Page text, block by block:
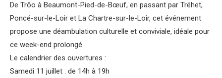
De Trôo à Beaumont-Pied-de-Bœuf, en passant par Tréhet,
Poncé-sur-le-Loir et La Chartre-sur-le-Loir, cet événement
propose une déambulation culturelle et conviviale, idéale pour
ce week-end prolongé.
Le calendrier des ouvertures :
Samedi 11 juillet : de 14h à 19h